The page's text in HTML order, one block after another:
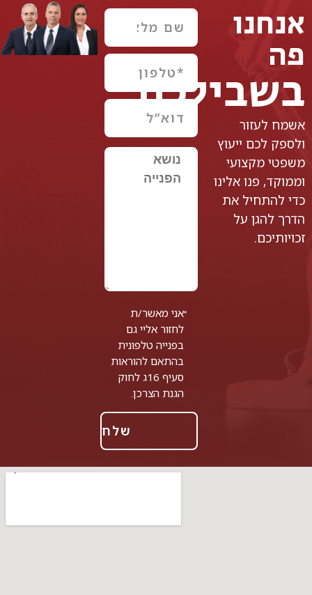
אנחנו
פה
בשבילכם
אשמח לעזור
ולספק לכם ייעוץ
משפטי מקצועי
וממוקד, פנו אלינו
כדי להתחיל את
הדרך להגן על
זכויותיכם.
אני מאשר/ת
לחזור אליי גם
בפנייה טלפונית
בהתאם להוראות
סעיף 16ג לחוק
הגנת הצרכן.